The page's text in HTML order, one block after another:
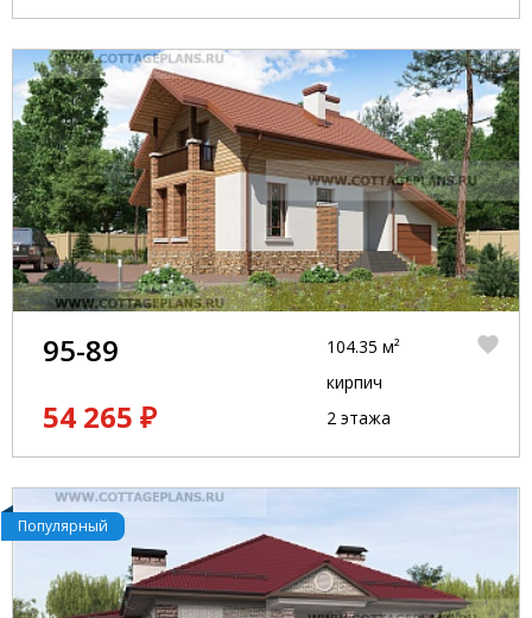
95-89
54 265 ₽
104.35 м²
кирпич
2 этажа
Популярный